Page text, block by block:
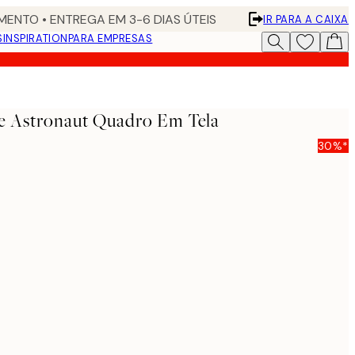
• ENTREGA EM 3-6 DIAS ÚTEIS
IR PARA A CAIXA
INSPIRATIONPARA EMPRESAS
Astronaut Quadro Em Tela
30%*